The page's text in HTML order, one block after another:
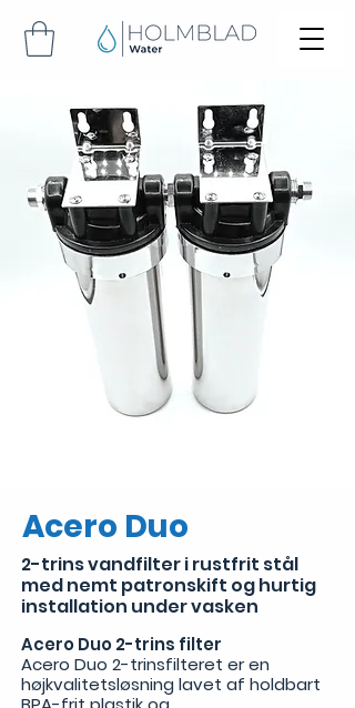
Acero Duo
2-trins vandfilter i rustfrit stål
med nemt patronskift og hurtig
installation under vasken
Acero Duo 2-trins filter
Acero Duo 2-trinsfilteret er en
højkvalitetsløsning lavet af holdbart